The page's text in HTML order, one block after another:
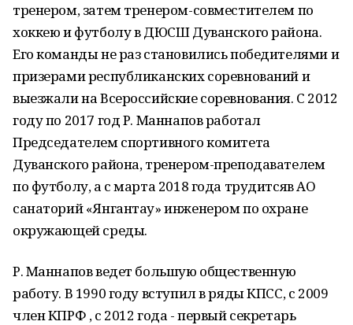
тренером, затем тренером-совместителем по
хоккею и футболу в ДЮСШ Дуванского района.
Его команды не раз становились победителями и
призерами республиканских соревнований и
выезжали на Всероссийские соревнования. С 2012
году по 2017 год Р. Маннапов работал
Председателем спортивного комитета
Дуванского района, тренером-преподавателем
по футболу, а с марта 2018 года трудитсяв АО
санаторий «Янгантау» инженером по охране
окружающей среды.
Р. Маннапов ведет большую общественную
работу. В 1990 году вступил в ряды КПСС, с 2009
член КПРФ , с 2012 года - первый секретарь